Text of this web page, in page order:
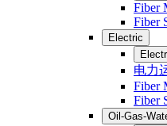
Fiber
Fiber
Electric
电力
Fiber
Fiber
Oil-Gas-